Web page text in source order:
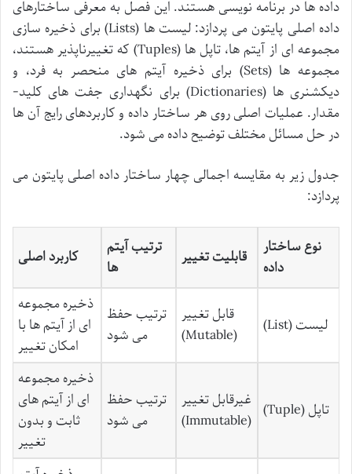
داده ها در برنامه نویسی هستند. این فصل به معرفی ساختارهای
داده اصلی پایتون می پردازد: لیست ها (Lists) برای ذخیره سازی
مجموعه ای از آیتم ها، تاپل ها (Tuples) که تغییرناپذیر هستند،
مجموعه ها (Sets) برای ذخیره آیتم های منحصر به فرد، و
دیکشنری ها (Dictionaries) برای نگهداری جفت های کلید-
مقدار. عملیات اصلی روی هر ساختار داده و کاربردهای رایج آن ها
در حل مسائل مختلف توضیح داده می شود.
جدول زیر به مقایسه اجمالی چهار ساختار داده اصلی پایتون می
پردازد:
نوع ساختار
داده
قابلیت تغییر
ترتیب آیتم
ها
کاربرد اصلی
لیست (List)
قابل تغییر
(Mutable)
ترتیب حفظ
می شود
ذخیره مجموعه
ای از آیتم ها با
امکان تغییر
تاپل (Tuple)
غیرقابل تغییر
(Immutable)
ترتیب حفظ
می شود
ذخیره مجموعه
ای از آیتم های
ثابت و بدون
تغییر